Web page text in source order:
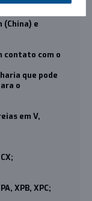
nos;
e
contato com o
que pode
o
em V,
XPB, XPC;